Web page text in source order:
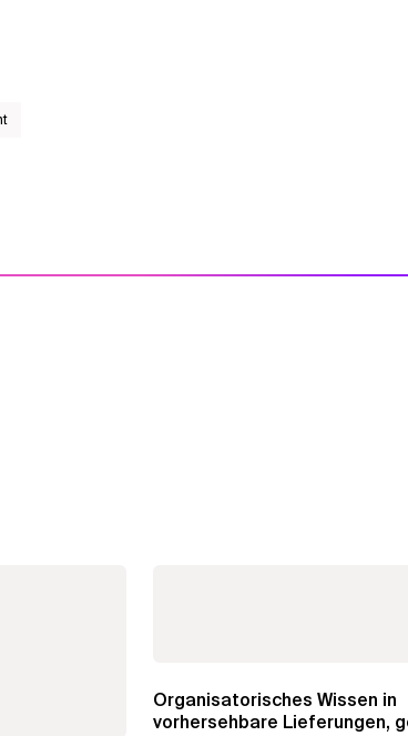
Organisatorisches Wissen in
vorhersehbare Lieferungen,